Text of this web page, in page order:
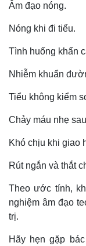
Âm đạo nóng.
Nóng khi đi tiểu.
Tình huống khẩn
Nhiễm khuẩn
Tiểu không kiểm
Chảy máu nhẹ
Khó chịu khi giao
Rút ngắn và thắt
Theo ước tính,
nghiệm âm đạo
trị.
Hãy hẹn gặp